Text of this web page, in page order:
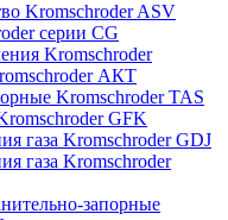
Kromschroder ASV
серии CG
Kromschroder
АКТ
Kromschroder TAS
GFK
газа Kromschroder GDJ
газа Kromschroder
запорные